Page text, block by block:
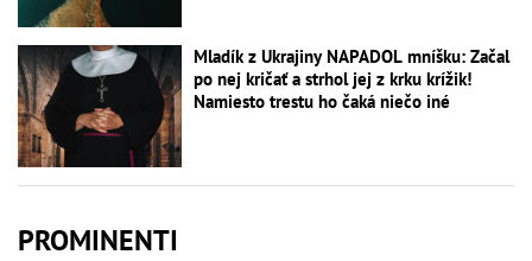
Mladík z Ukrajiny NAPADOL mníšku: Začal
po nej kričať a strhol jej z krku krížik!
Namiesto trestu ho čaká niečo iné
PROMINENTI